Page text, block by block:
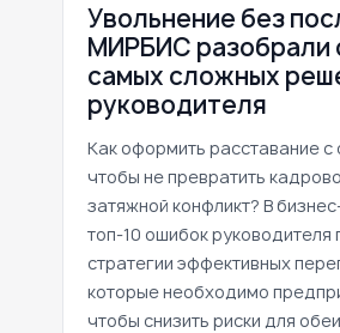
Увольнение без
МИРБИС разобрали
самых сложных
руководителя
Как оформить расставание с
чтобы не превратить
затяжной конфликт? В
топ-10 ошибок руководителя
стратегии эффективных
которые необходимо
чтобы снизить риски для